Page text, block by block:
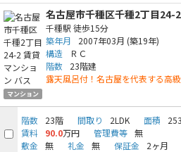
マンション
名古屋市千種区千種2丁目24-
千種駅 徒歩15分
築年月
2007年03月 (築19年)
構造
ＲＣ
階数
23階建
露天風呂付！名古屋を代表する高
階数 23階 間取り 2LDK 面積
賃料 90.0万円 管理費等 無
敷金
無 礼金 無 保証金 2ヶ月